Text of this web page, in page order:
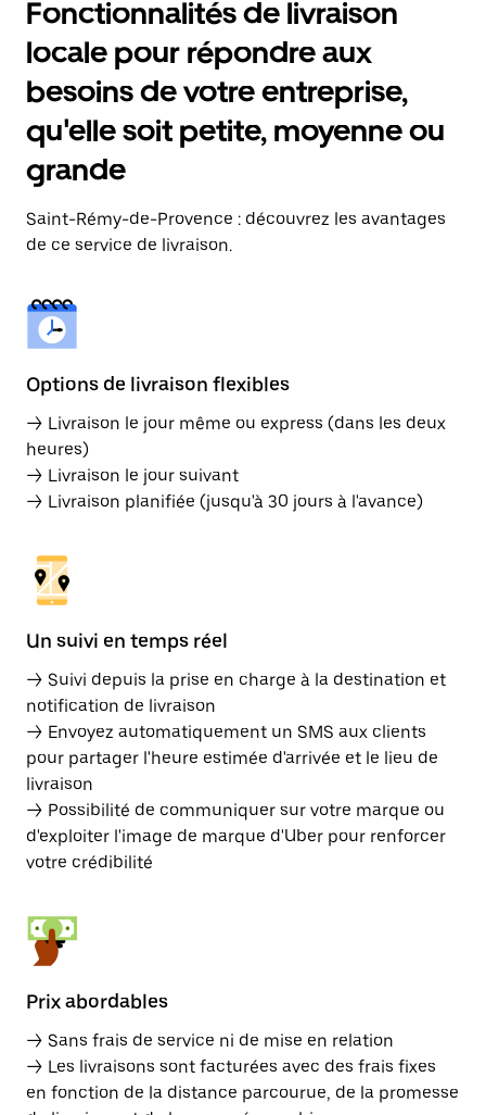
Fonctionnalités de livraison
locale pour répondre aux
besoins de votre entreprise,
qu'elle soit petite, moyenne ou
grande
Saint-Rémy-de-Provence : découvrez les avantages
de ce service de livraison.
Options de livraison flexibles
→ Livraison le jour même ou express (dans les deux
heures)
→ Livraison le jour suivant
→ Livraison planifiée (jusqu'à 30 jours à l'avance)
Un suivi en temps réel
→ Suivi depuis la prise en charge à la destination et
notification de livraison
→ Envoyez automatiquement un SMS aux clients
pour partager l'heure estimée d'arrivée et le lieu de
livraison
→ Possibilité de communiquer sur votre marque ou
d'exploiter l'image de marque d'Uber pour renforcer
votre crédibilité
Prix abordables
→ Sans frais de service ni de mise en relation
→ Les livraisons sont facturées avec des frais fixes
en fonction de la distance parcourue, de la promesse